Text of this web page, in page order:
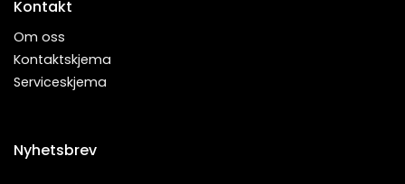
Kontakt
Om oss
Kontaktskjema
Serviceskjema
Nyhetsbrev